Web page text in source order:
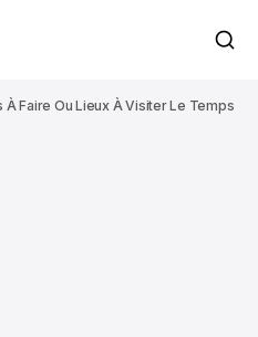
À Faire Ou Lieux À Visiter Le Temps